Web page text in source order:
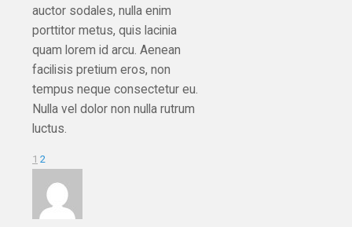
auctor sodales, nulla enim
porttitor metus, quis lacinia
quam lorem id arcu. Aenean
facilisis pretium eros, non
tempus neque consectetur eu.
Nulla vel dolor non nulla rutrum
luctus.
1 2